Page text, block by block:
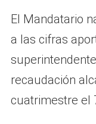
El Mandatario
a las cifras
superintendente
recaudación
cuatrimestre el